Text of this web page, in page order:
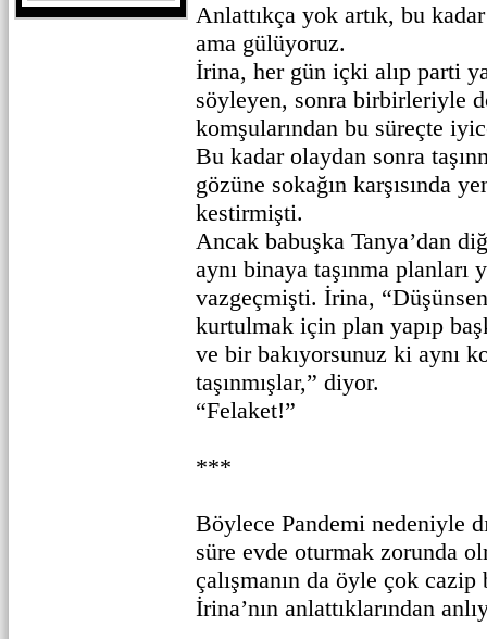
Anlattıkça yok artık, bu
ama gülüyoruz.
İrina, her gün içki alıp parti
söyleyen, sonra birbirleriyle
komşularından bu süreçte
Bu kadar olaydan sonra
gözüne sokağın karşısında
kestirmişti.
Ancak babuşka Tanya’dan
aynı binaya taşınma planları
vazgeçmişti. İrina,
kurtulmak için plan yapıp
ve bir bakıyorsunuz ki aynı
taşınmışlar,” diyor.
“Felaket!”
***
Böylece Pandemi nedeniyle
süre evde oturmak zorunda
çalışmanın da öyle çok cazip
İrina’nın anlattıklarından